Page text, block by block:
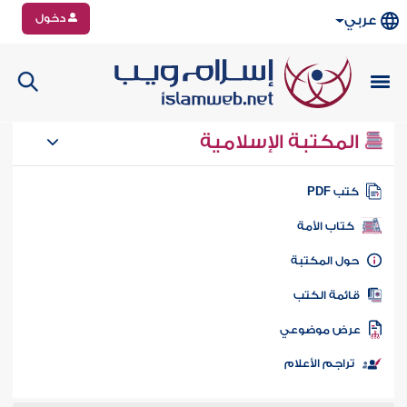
عربي دخول
المكتبة الإسلامية
كتب PDF
كتاب الأمة
المكتبة
الكتب
موضوعي